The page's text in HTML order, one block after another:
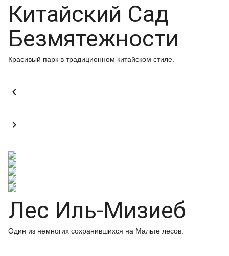
Китайский Сад
Безмятежности
Красивый парк в традиционном китайском стиле.


Лес Иль-Мизиеб
Один из немногих сохранившихся на Мальте лесов.